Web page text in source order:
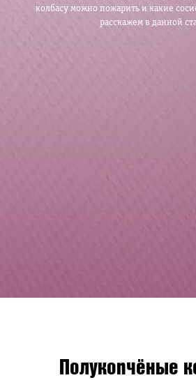
колбасу можно пожарить и какие
расскажем в данной
Полукопчёные